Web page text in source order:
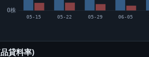
0株
05-15 05-22 05-29 06-05
貸料率)